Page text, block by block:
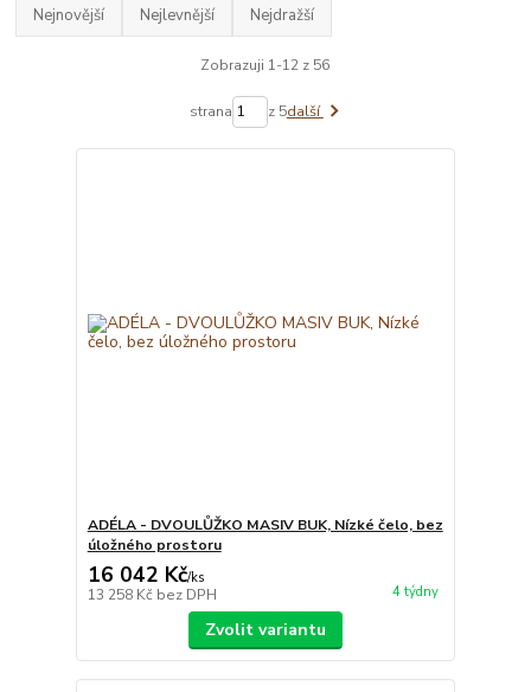
Nejnovější Nejlevnější Nejdražší
Zobrazuji 1-12 z 56
strana z 5další
ADÉLA - DVOULŮŽKO MASIV BUK, Nízké čelo, bez
úložného prostoru
16 042 Kč/ks
13 258 Kč bez DPH 4 týdny
Zvolit variantu